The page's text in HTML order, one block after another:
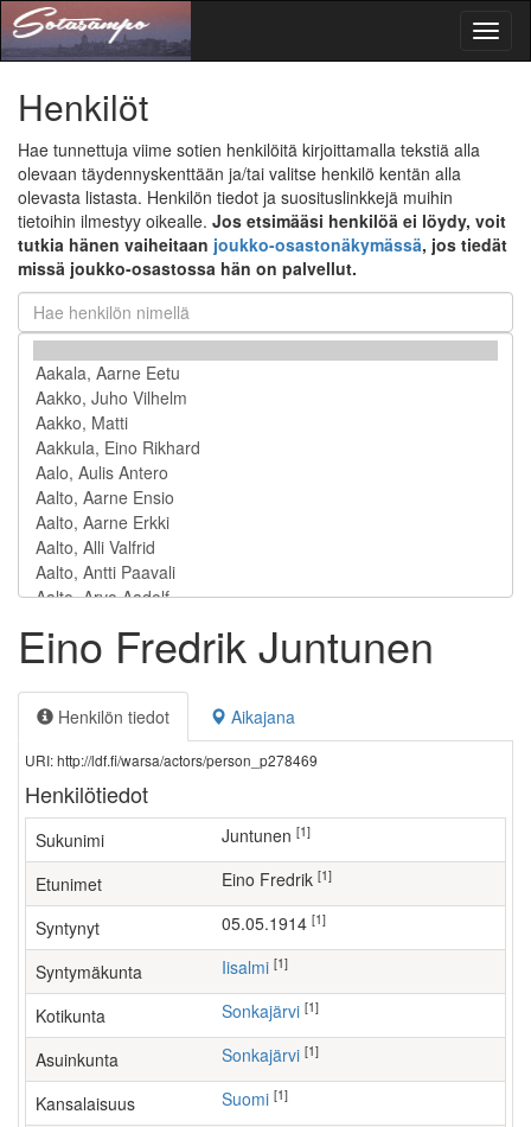
Henkilöt
Hae tunnettuja viime sotien henkilöitä kirjoittamalla tekstiä alla
olevaan täydennyskenttään ja/tai valitse henkilö kentän alla
olevasta listasta. Henkilön tiedot ja suosituslinkkejä muihin
tietoihin ilmestyy oikealle. Jos etsimääsi henkilöä ei löydy, voit
tutkia hänen vaiheitaan joukko-osastonäkymässä, jos tiedät
missä joukko-osastossa hän on palvellut.
Eino Fredrik Juntunen
Henkilön tiedot Aikajana
URI: http://ldf.fi/warsa/actors/person_p278469
Henkilötiedot
Sukunimi Juntunen [1]
Etunimet Eino Fredrik [1]
Syntynyt 05.05.1914 [1]
Syntymäkunta Iisalmi [1]
Kotikunta Sonkajärvi [1]
Asuinkunta Sonkajärvi [1]
Kansalaisuus Suomi [1]